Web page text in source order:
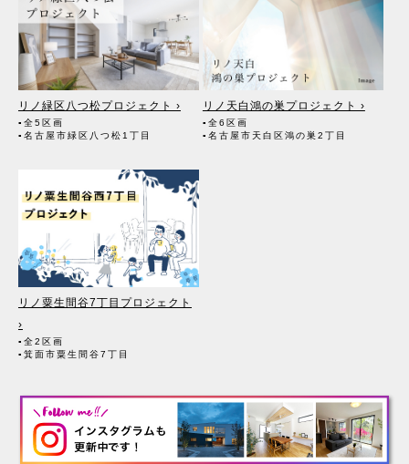
リノ緑区八つ松プロジェクト ›
▪全5区画
▪名古屋市緑区八つ松1丁目
リノ天白鴻の巣プロジェクト ›
▪全6区画
▪名古屋市天白区鴻の巣2丁目
リノ粟生間谷7丁目プロジェクト
›
▪全2区画
▪箕面市粟生間谷7丁目